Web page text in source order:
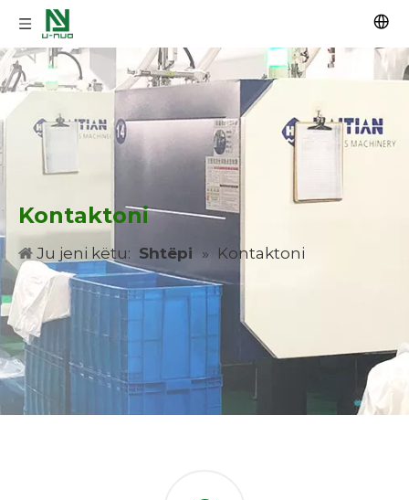
Kontaktoni
Ju jeni këtu: Shtëpi » Kontaktoni